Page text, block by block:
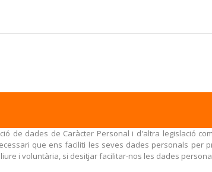
de dades de Caràcter Personal i d'altra legislació
necessari que ens faciliti les seves dades personals
i voluntària, si desitjar facilitar-nos les dades